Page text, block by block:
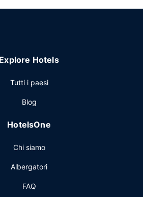
Presso questa struttura troverai
auto o limousine, una postazione
a Roma? Presso un hotel avrai
Explore Hotels
Tutti i paesi
Blog
HotelsOne
Chi siamo
Albergatori
FAQ